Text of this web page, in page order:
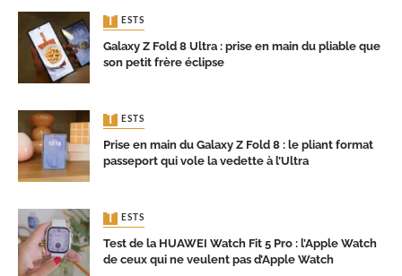
TESTS
Galaxy Z Fold 8 Ultra : prise en main du pliable que
son petit frère éclipse
TESTS
Prise en main du Galaxy Z Fold 8 : le pliant format
passeport qui vole la vedette à l’Ultra
TESTS
Test de la HUAWEI Watch Fit 5 Pro : l’Apple Watch
de ceux qui ne veulent pas d’Apple Watch